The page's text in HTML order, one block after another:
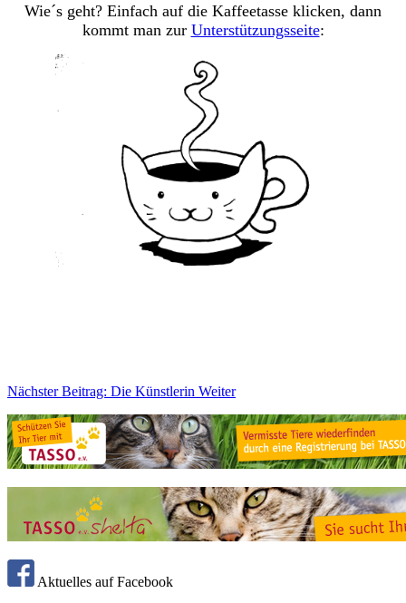
Wie´s geht? Einfach auf die Kaffeetasse klicken, dann
kommt man zur Unterstützungsseite:
Nächster Beitrag: Die Künstlerin Weiter
Aktuelles auf Facebook